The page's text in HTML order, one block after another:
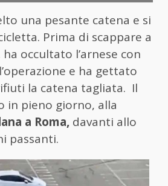
una pesante catena e si
Prima di scappare a
occultato l’arnese con
e ha gettato
la catena tagliata. Il
in pieno giorno, alla
a Roma, davanti allo
passanti.